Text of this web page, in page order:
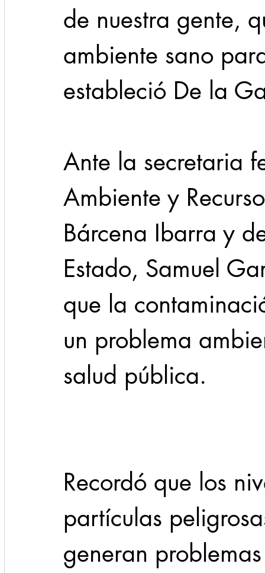
de nuestra gente,
ambiente sano
estableció De la
Ante la secretaria
Ambiente y
Bárcena Ibarra y
Estado, Samuel
que la
un problema
salud pública.
Recordó que los
partículas
generan